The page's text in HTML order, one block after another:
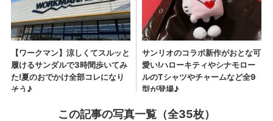
この記事の写真一覧（全35枚）